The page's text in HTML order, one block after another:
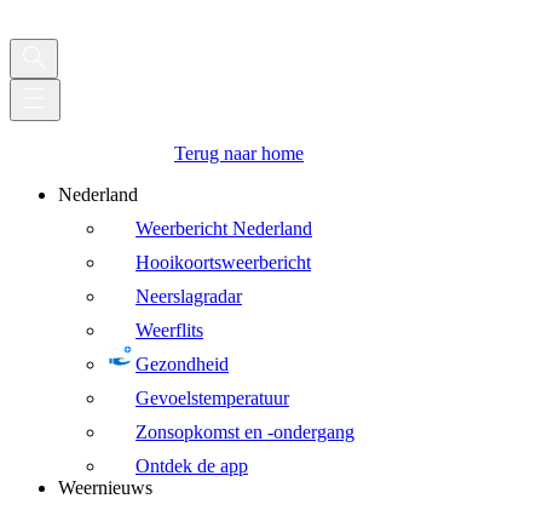
Terug naar home
Nederland
Weerbericht Nederland
Hooikoortsweerbericht
Neerslagradar
Weerflits
Gezondheid
Gevoelstemperatuur
Zonsopkomst en -ondergang
Ontdek de app
Weernieuws